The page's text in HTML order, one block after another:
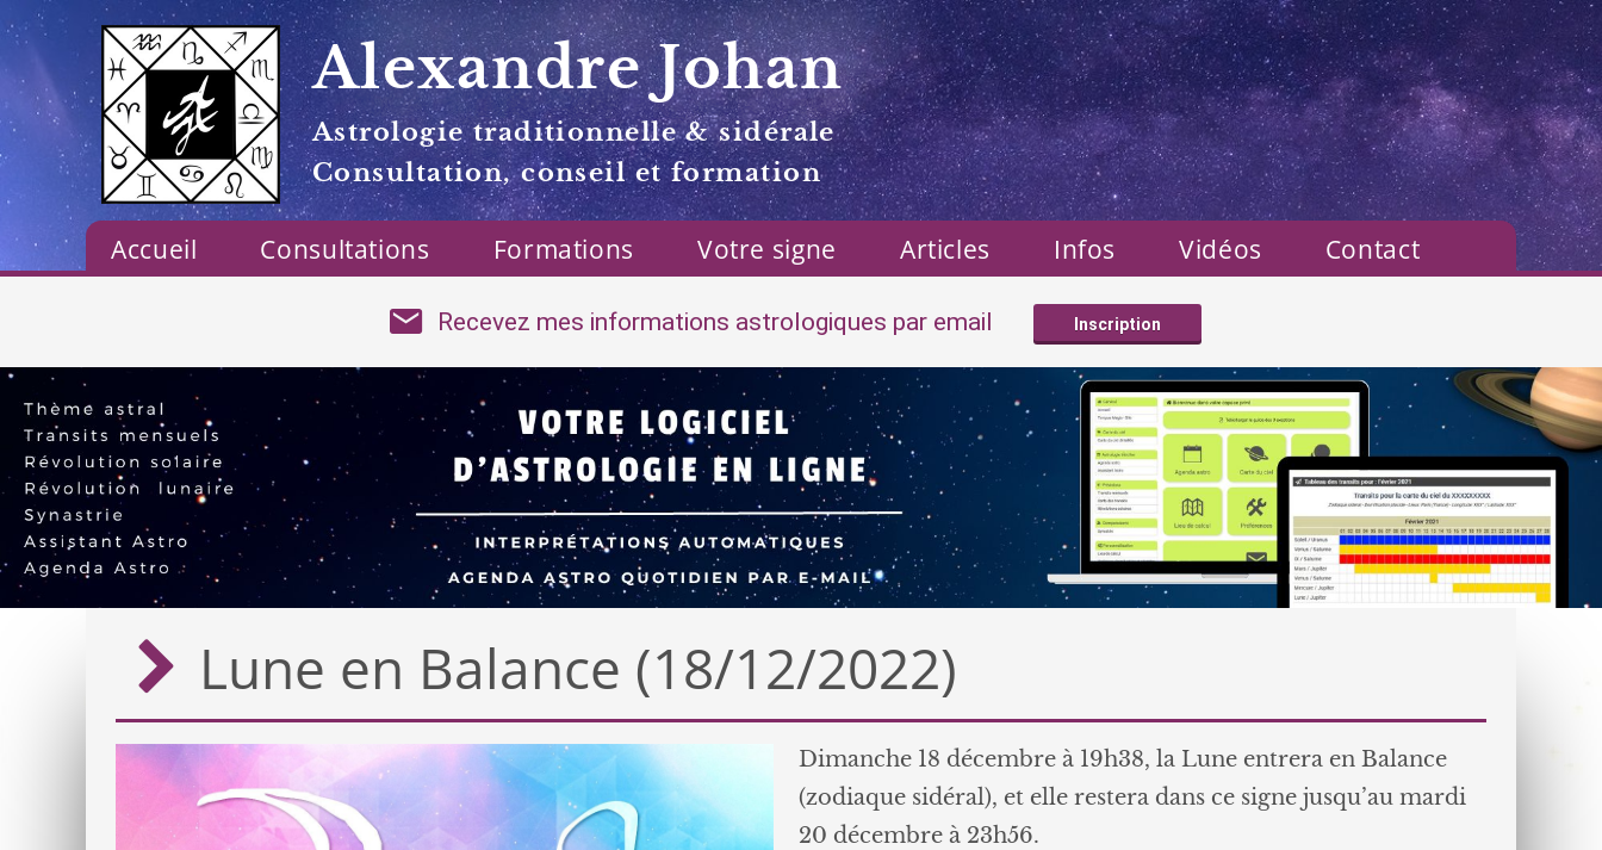
Alexandre Johan
Astrologie traditionnelle & sidérale
Consultation, conseil et formation
Accueil Consultations Formations Votre signe Articles Infos Vidéos Contact
Recevez mes informations astrologiques par email Inscription
Lune en Balance (18/12/2022)
Dimanche 18 décembre à 19h38, la Lune entrera en Balance
(zodiaque sidéral), et elle restera dans ce signe jusqu’au mardi
20 décembre à 23h56.